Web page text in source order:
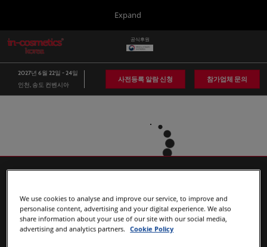
바
가
close
menu.
Expand
in-cosmetics Group
Global
Asia
글
로
벌
네
비
게
공식후원
2027년 6월 22일 - 24일
인천, 송도 컨벤시아
사전등록 알람 신청 참가업체 문의
We use cookies to analyse and improve our service, to improve and
personalise content, advertising and your digital experience. We also
share information about your use of our site with our social media,
advertising and analytics partners.
Cookie Policy